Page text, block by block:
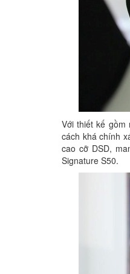
Với thiết kế gồm
cách khá chính
cao cỡ DSD,
Signature S50.